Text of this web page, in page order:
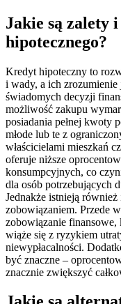
Jakie są zalety
hipotecznego?
Kredyt hipoteczny to
i wady, a ich
świadomych decyzji
możliwość zakupu
posiadania pełnej kwoty
młode lub te z
właścicielami mieszkań
oferuje niższe
konsumpcyjnych, co
dla osób potrzebujących
Jednakże istnieją
zobowiązaniem. Przede
zobowiązanie
wiąże się z ryzykiem
niewypłacalności.
być znaczne –
znacznie zwiększyć